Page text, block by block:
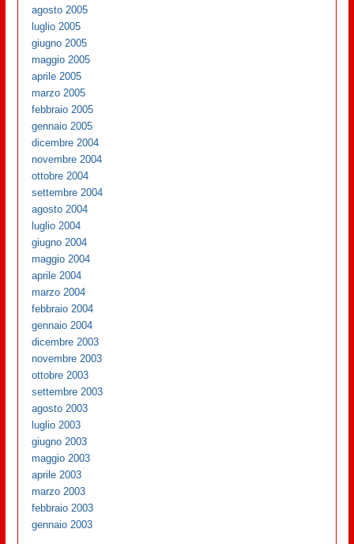
agosto 2005
luglio 2005
giugno 2005
maggio 2005
aprile 2005
marzo 2005
febbraio 2005
gennaio 2005
dicembre 2004
novembre 2004
ottobre 2004
settembre 2004
agosto 2004
luglio 2004
giugno 2004
maggio 2004
aprile 2004
marzo 2004
febbraio 2004
gennaio 2004
dicembre 2003
novembre 2003
ottobre 2003
settembre 2003
agosto 2003
luglio 2003
giugno 2003
maggio 2003
aprile 2003
marzo 2003
febbraio 2003
gennaio 2003